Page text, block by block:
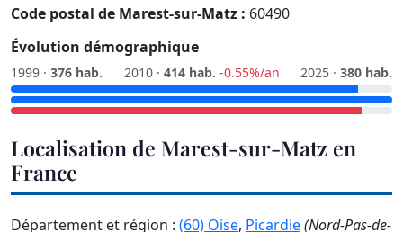
Code postal de Marest-sur-Matz : 60490
Évolution démographique
1999 · 376 hab. 2010 · 414 hab. -0.55%/an 2025 · 380 hab.
Localisation de Marest-sur-Matz en
France
Département et région : (60) Oise, Picardie(Nord-Pas-de-